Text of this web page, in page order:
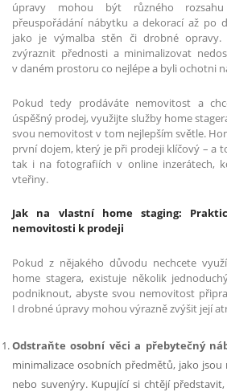
úpravy mohou být různého
přeuspořádání nábytku a dekorací až po
jako je výmalba stěn či drobné opravy.
zvýraznit přednosti a minimalizovat
v daném prostoru co nejlépe a byli ochotni
Pokud tedy prodáváte nemovitost a
úspěšný prodej, využijte služby home
svou nemovitost v tom nejlepším světle.
první dojem, který je při prodeji klíčový – a
tak i na fotografiích v online inzerátech,
vteřiny.
Jak na vlastní home staging:
nemovitosti k prodeji
Pokud z nějakého důvodu nechcete
home stagera, existuje několik
podniknout, abyste svou nemovitost
I drobné úpravy mohou výrazně zvýšit její
Odstraňte osobní věci a přebytečný
minimalizace osobních předmětů, jako
nebo suvenýry. Kupující si chtějí